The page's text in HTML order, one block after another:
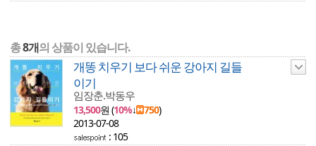
총8개의 상품이 있습니다.
개똥 치우기 보다 쉬운 강아지 길들
이기
임장춘.박동우
13,500원 (10%↓ 750)
2013-07-08
: 105